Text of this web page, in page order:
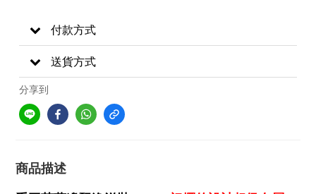
付款方式
送貨方式
分享到
商品描述